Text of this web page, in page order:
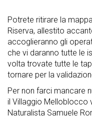
Potrete ritirare la
Riserva, allestito
accoglieranno gli
che vi daranno tutte le
volta trovate tutte le
tornare per la
Per non farci mancare
il Villaggio Melloblocco
Naturalista Samuele